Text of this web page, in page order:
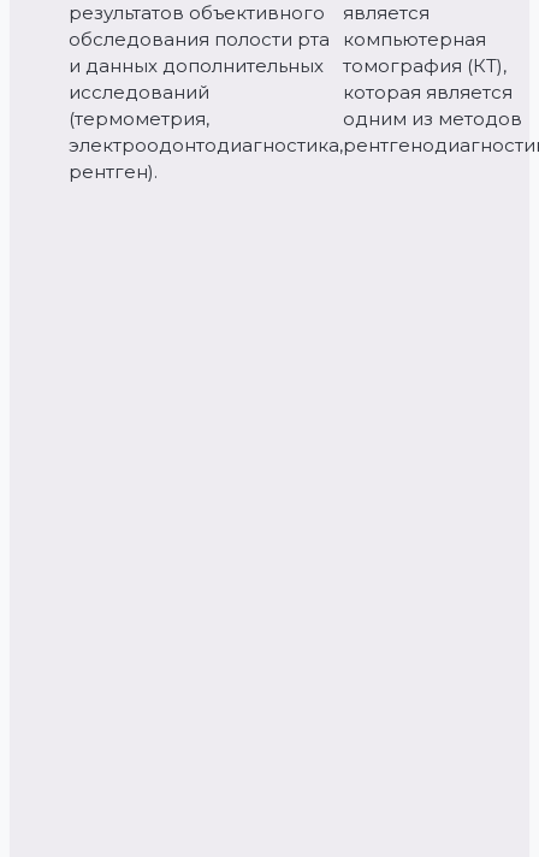
результатов объективного
обследования полости рта
и данных дополнительных
исследований
(термометрия,
электроодонтодиагностика,
рентген).
является
компьютерная
томография (КТ),
которая является
одним из методов